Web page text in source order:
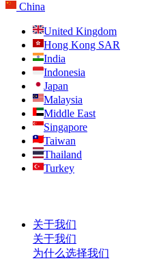
China
United Kingdom
Hong Kong SAR
India
Indonesia
Japan
Malaysia
Middle East
Singapore
Taiwan
Thailand
Turkey
关于我们
关于我们
为什么选择我们